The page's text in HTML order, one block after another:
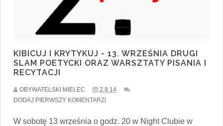
KIBICUJ I KRYTYKUJ - 13. WRZEŚNIA DRUGI
SLAM POETYCKI ORAZ WARSZTATY PISANIA I
RECYTACJI
OBYWATELSKI MIELEC
2.9.14
DODAJ PIERWSZY KOMENTARZ!
W sobotę 13 września o godz. 20 w Night Clubie w